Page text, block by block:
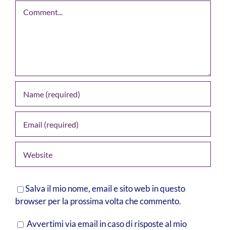
Salva il mio nome, email e sito web in questo
browser per la prossima volta che commento.
Avvertimi via email in caso di risposte al mio